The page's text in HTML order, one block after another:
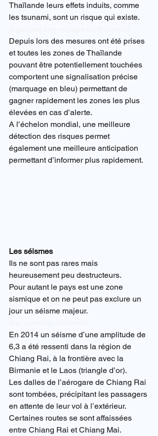
Thaïlande leurs effets induits, comme
les tsunami, sont un risque qui existe.
Depuis lors des mesures ont été prises
et toutes les zones de Thaïlande
pouvant être potentiellement touchées
comportent une signalisation précise
(marquage en bleu) permettant de
gagner rapidement les zones les plus
élevées en cas d’alerte.
A l’échelon mondial, une meilleure
détection des risques permet
également une meilleure anticipation
permettant d’informer plus rapidement.
Les séismes
Ils ne sont pas rares mais
heureusement peu destructeurs.
Pour autant le pays est une zone
sismique et on ne peut pas exclure un
jour un séisme majeur.
En 2014 un séisme d’une amplitude de
6,3 a été ressenti dans la région de
Chiang Rai, à la frontière avec la
Birmanie et le Laos (triangle d’or).
Les dalles de l’aérogare de Chiang Rai
sont tombées, précipitant les passagers
en attente de leur vol à l’extérieur.
Certaines routes se sont affaissées
entre Chiang Rai et Chiang Mai.